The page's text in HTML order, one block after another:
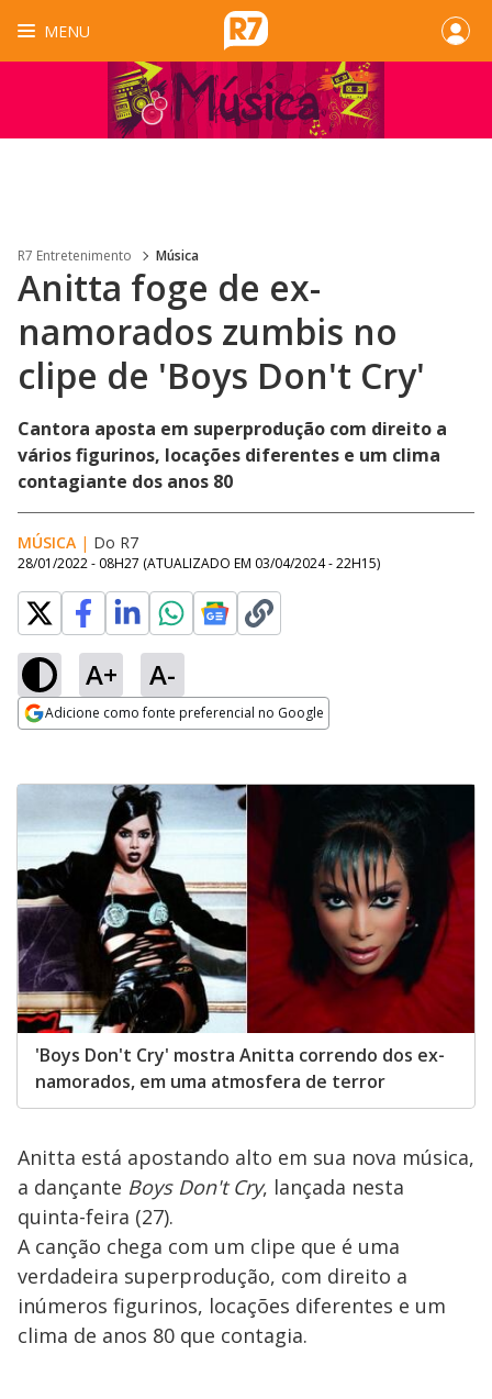
MENU
R7 Entretenimento Música
Anitta foge de ex-
namorados zumbis no
clipe de 'Boys Don't Cry'
Cantora aposta em superprodução com direito a
vários figurinos, locações diferentes e um clima
contagiante dos anos 80
MÚSICA | Do R7
28/01/2022 - 08H27 (ATUALIZADO EM 03/04/2024 - 22H15)
A+ A-
Adicione como fonte preferencial no Google
'Boys Don't Cry' mostra Anitta correndo dos ex-
namorados, em uma atmosfera de terror
Anitta está apostando alto em sua nova música,
a dançante Boys Don't Cry, lançada nesta
quinta-feira (27).
A canção chega com um clipe que é uma
verdadeira superprodução, com direito a
inúmeros figurinos, locações diferentes e um
clima de anos 80 que contagia.